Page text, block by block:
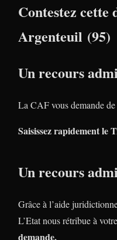
Contestez cette
Argenteuil (95)
Un recours
La CAF vous demande
Saisissez rapidement
Un recours
Grâce à l’aide
L’Etat nous rétribue à
demande.